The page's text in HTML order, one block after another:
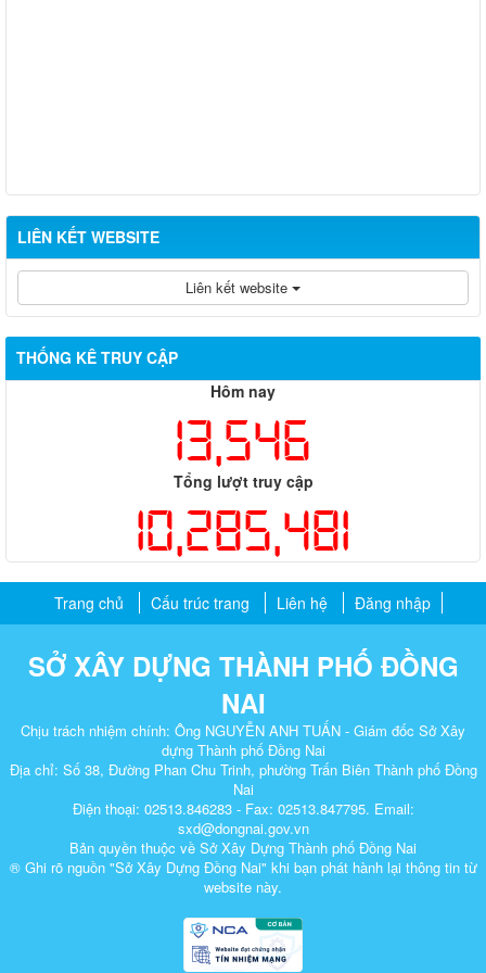
LIÊN KẾT WEBSITE
Liên kết website
THỐNG KÊ TRUY CẬP
Hôm nay
13,546
Tổng lượt truy cập
10,285,481
Trang chủ Cấu trúc trang Liên hệ Đăng nhập
SỞ XÂY DỰNG THÀNH PHỐ ĐỒNG
NAI
Chịu trách nhiệm chính: Ông NGUYỄN ANH TUẤN - Giám đốc Sở Xây
dựng Thành phố Đồng Nai
Địa chỉ: Số 38, Đường Phan Chu Trinh, phường Trấn Biên Thành phố Đồng
Nai
Điện thoại: 02513.846283 - Fax: 02513.847795. Email:
sxd@dongnai.gov.vn
Bản quyền thuộc về Sở Xây Dựng Thành phố Đồng Nai
® Ghi rõ nguồn "Sở Xây Dựng Đồng Nai" khi bạn phát hành lại thông tin từ
website này.​